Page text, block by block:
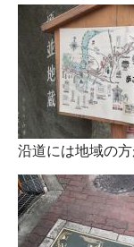
沿道には地域の